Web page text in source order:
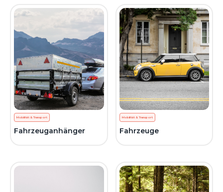
Mobilität & Transport
Fahrzeuganhänger
Mobilität & Transport
Fahrzeuge